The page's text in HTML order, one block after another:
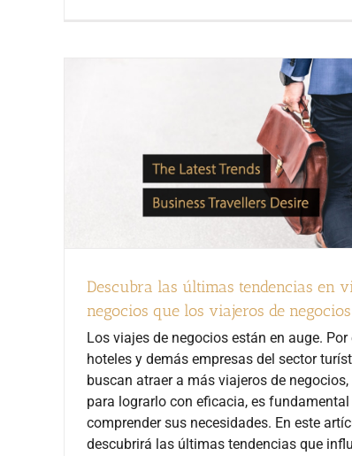
Descubra las últimas tendencias en
negocios que los viajeros de
Los viajes de negocios están en auge. Por
hoteles y demás empresas del sector
buscan atraer a más viajeros de negocios,
para lograrlo con eficacia, es fundamental
comprender sus necesidades. En este
descubrirá las últimas tendencias que